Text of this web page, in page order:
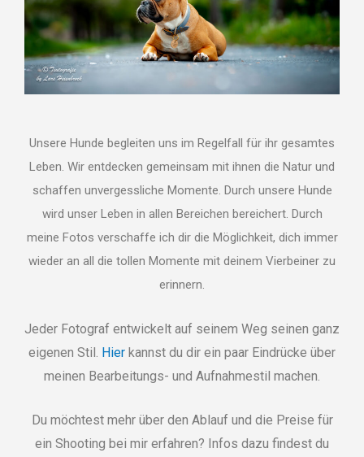
Unsere Hunde begleiten uns im Regelfall für ihr gesamtes
Leben. Wir entdecken gemeinsam mit ihnen die Natur und
schaffen unvergessliche Momente. Durch unsere Hunde
wird unser Leben in allen Bereichen bereichert. Durch
meine Fotos verschaffe ich dir die Möglichkeit, dich immer
wieder an all die tollen Momente mit deinem Vierbeiner zu
erinnern.
Jeder Fotograf entwickelt auf seinem Weg seinen ganz
eigenen Stil. Hier kannst du dir ein paar Eindrücke über
meinen Bearbeitungs- und Aufnahmestil machen.
Du möchtest mehr über den Ablauf und die Preise für
ein Shooting bei mir erfahren? Infos dazu findest du